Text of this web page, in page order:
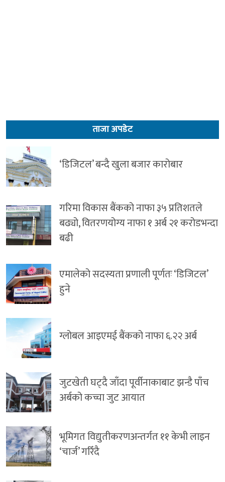
ताजा अपडेट
‘डिजिटल’ बन्दै खुला बजार कारोबार
गरिमा विकास बैंकको नाफा ३५ प्रतिशतले
बढ्यो, वितरणयोग्य नाफा १ अर्ब २१ करोडभन्दा
बढी
एमालेको सदस्यता प्रणाली पूर्णतः ‘डिजिटल’
हुने
ग्लोबल आइएमई बैंकको नाफा ६.२२ अर्ब
जुटखेती घट्दै जाँदा पूर्वीनाकाबाट झन्डै पाँच
अर्बको कच्चा जुट आयात
भूमिगत विद्युतीकरणअन्तर्गत ११ केभी लाइन
‘चार्ज’ गरिँदै